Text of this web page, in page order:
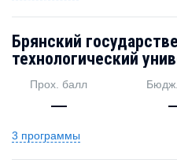
Брянский
технологический
Прох. балл
—
3 программы